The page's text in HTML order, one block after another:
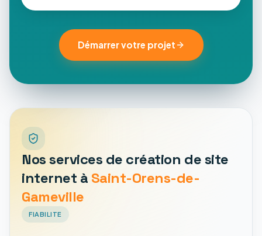
Démarrer votre projet
Nos services de création de site
internet à Saint-Orens-de-
Gameville
FIABILITE